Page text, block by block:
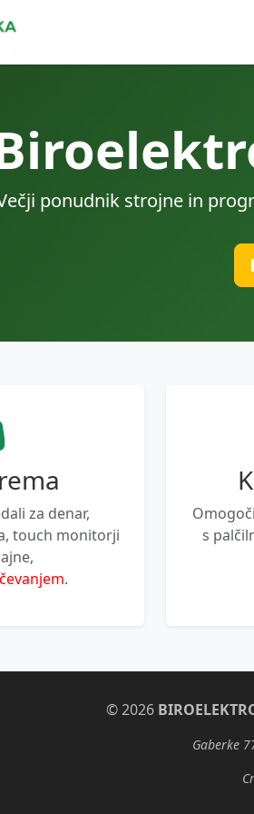
ponudnik strojne in
za denar,
touch monitorji
.
s
© 2026
Gaberke